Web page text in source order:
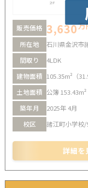
販売価格 3,630万
所在地
石川県金沢市
間取り
4LDK
建物面積 105.35m²（
土地面積 公簿 153.43m²
築年月
2025年 4月
校区
諸江町小学校
詳細を